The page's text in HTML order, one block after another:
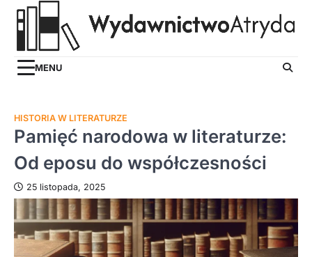
Skip
MENU
HISTORIA W LITERATURZE
Pamięć narodowa w literaturze:
Od eposu do współczesności
25 listopada, 2025